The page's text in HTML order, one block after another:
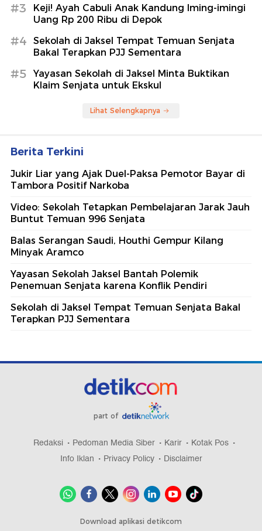
#3
Keji! Ayah Cabuli Anak Kandung Iming-imingi
Uang Rp 200 Ribu di Depok
#4
Sekolah di Jaksel Tempat Temuan Senjata
Bakal Terapkan PJJ Sementara
#5
Yayasan Sekolah di Jaksel Minta Buktikan
Klaim Senjata untuk Ekskul
Lihat Selengkapnya
Berita Terkini
Jukir Liar yang Ajak Duel-Paksa Pemotor Bayar di
Tambora Positif Narkoba
Video: Sekolah Tetapkan Pembelajaran Jarak Jauh
Buntut Temuan 996 Senjata
Balas Serangan Saudi, Houthi Gempur Kilang
Minyak Aramco
Yayasan Sekolah Jaksel Bantah Polemik
Penemuan Senjata karena Konflik Pendiri
Sekolah di Jaksel Tempat Temuan Senjata Bakal
Terapkan PJJ Sementara
part of
Redaksi Pedoman Media Siber Karir
Kotak Pos
Info Iklan
Privacy Policy Disclaimer
Download aplikasi detikcom